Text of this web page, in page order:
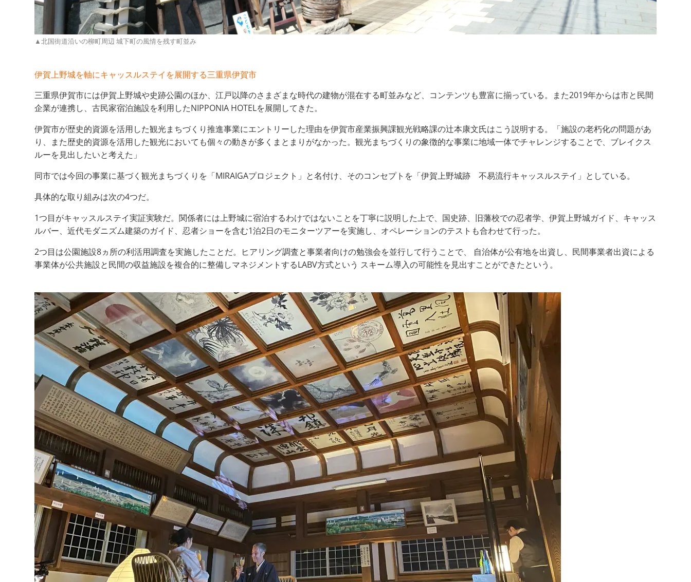
▲北国街道沿いの柳町周辺 城下町の風情を残す町並み
伊賀上野城を軸にキャッスルステイを展開する三重県伊賀市
三重県伊賀市には伊賀上野城や史跡公園のほか、江戸以降のさまざまな時代の建物が混在する町並みなど、コンテンツも豊富に揃っている。また2019年からは市と民間
企業が連携し、古民家宿泊施設を利用したNIPPONIA HOTELを展開してきた。
伊賀市が歴史的資源を活用した観光まちづくり推進事業にエントリーした理由を伊賀市産業振興課観光戦略課の辻本康文氏はこう説明する。「施設の老朽化の問題があ
り、また歴史的資源を活用した観光においても個々の動きが多くまとまりがなかった。観光まちづくりの象徴的な事業に地域一体でチャレンジすることで、ブレイクス
ルーを見出したいと考えた」
同市では今回の事業に基づく観光まちづくりを「MIRAIGAプロジェクト」と名付け、そのコンセプトを「伊賀上野城跡 不易流行キャッスルステイ」としている。
具体的な取り組みは次の4つだ。
1つ目がキャッスルステイ実証実験だ。関係者には上野城に宿泊するわけではないことを丁寧に説明した上で、国史跡、旧藩校での忍者学、伊賀上野城ガイド、キャッス
ルバー、近代モダニズム建築のガイド、忍者ショーを含む1泊2日のモニターツアーを実施し、オペレーションのテストも合わせて行った。
2つ目は公園施設8ヵ所の利活用調査を実施したことだ。ヒアリング調査と事業者向けの勉強会を並行して行うことで、 自治体が公有地を出資し、民間事業者出資による
事業体が公共施設と民間の収益施設を複合的に整備しマネジメントするLABV方式という スキーム導入の可能性を見出すことができたという。